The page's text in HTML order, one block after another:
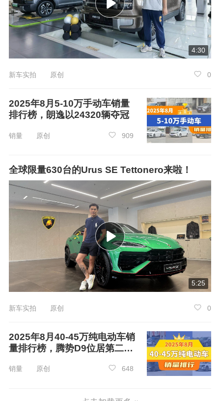
4:30
新车实拍 原创 0
2025年8月5-10万手动车销量
排行榜，朗逸以24320辆夺冠
销量 原创 909
全球限量630台的Urus SE Tettonero来啦！
5:25
新车实拍 原创 0
2025年8月40-45万纯电动车销
量排行榜，腾势D9位居第二，
销量 原创 648